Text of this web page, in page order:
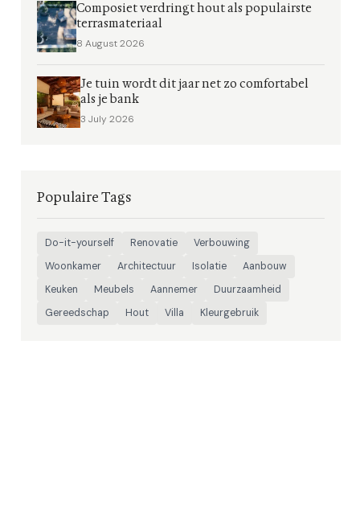
Composiet verdringt hout als populairste
terrasmateriaal
8 August 2026
Je tuin wordt dit jaar net zo comfortabel
als je bank
3 July 2026
Populaire Tags
Do-it-yourself Renovatie
Verbouwing
Woonkamer
Architectuur Isolatie
Aanbouw
Keuken
Meubels Aannemer
Duurzaamheid
Gereedschap
Hout Villa Kleurgebruik